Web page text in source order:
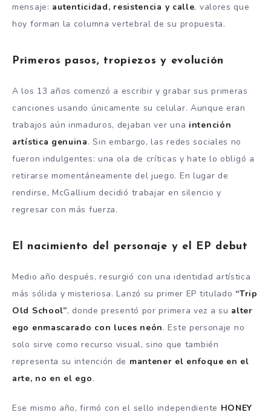
mensaje: autenticidad, resistencia y calle, valores que
hoy forman la columna vertebral de su propuesta.
Primeros pasos, tropiezos y evolución
A los 13 años comenzó a escribir y grabar sus primeras
canciones usando únicamente su celular. Aunque eran
trabajos aún inmaduros, dejaban ver una intención
artística genuina. Sin embargo, las redes sociales no
fueron indulgentes: una ola de críticas y hate lo obligó a
retirarse momentáneamente del juego. En lugar de
rendirse, McGallium decidió trabajar en silencio y
regresar con más fuerza.
El nacimiento del personaje y el EP debut
Medio año después, resurgió con una identidad artística
más sólida y misteriosa. Lanzó su primer EP titulado “Trip
Old School”, donde presentó por primera vez a su alter
ego enmascarado con luces neón. Este personaje no
solo sirve como recurso visual, sino que también
representa su intención de mantener el enfoque en el
arte, no en el ego.
Ese mismo año, firmó con el sello independiente HONEY